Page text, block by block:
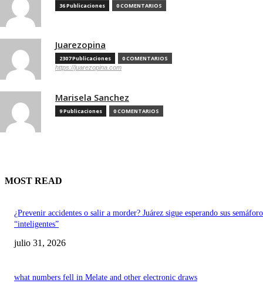
36 Publicaciones 0 COMENTARIOS
Juarezopina
2307 Publicaciones 0 COMENTARIOS
https://juarezopina.com
Marisela Sanchez
9 Publicaciones 0 COMENTARIOS
MOST READ
¿Prevenir accidentes o salir a morder? Juárez sigue esperando sus
“inteligentes”
julio 31, 2026
what numbers fell in Melate and other electronic draws